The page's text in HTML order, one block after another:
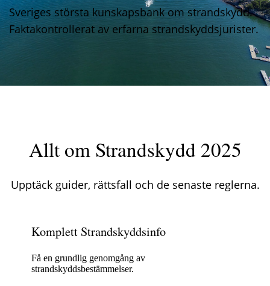
Sveriges största kunskapsbank om strandskydd.
Faktakontrollerat av erfarna strandskyddsjurister.
Allt om Strandskydd 2025
Upptäck guider, rättsfall och de senaste reglerna.
Komplett Strandskyddsinfo
Få en grundlig genomgång av
strandskyddsbestämmelser.